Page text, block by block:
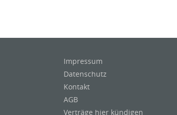
Impressum
Datenschutz
Kontakt
AGB
Verträge hier kündigen